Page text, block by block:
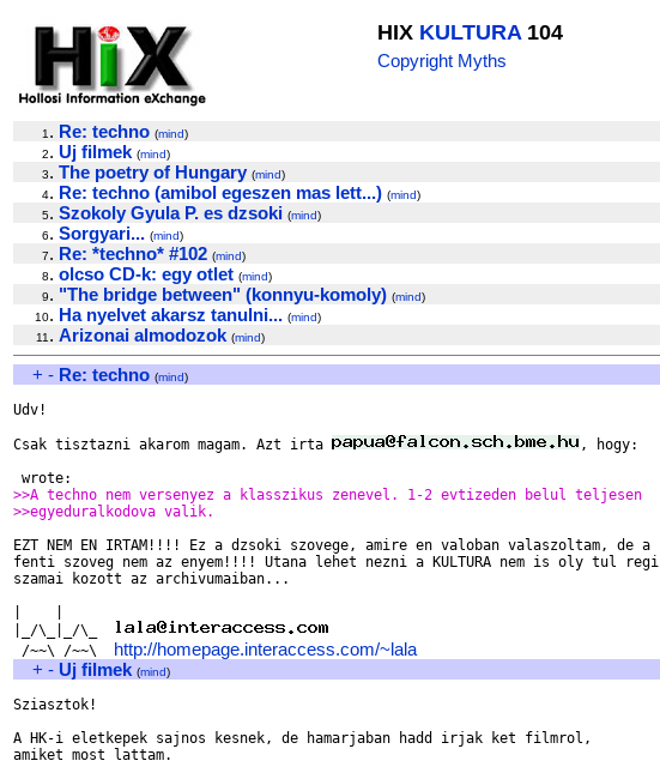
HIX KULTURA104
Copyright Myths
1 . Re: techno (mind)
2. Uj filmek (mind)
3. The poetry of Hungary (mind)
4. Re: techno (amibol egeszen mas lett...) (mind)
5. Szokoly Gyula P. es dzsoki (mind)
6. Sorgyari... (mind)
7. Re: *techno* #102 (mind)
8. olcso CD-k: egy otlet (mind)
9. "The bridge between" (konnyu-komoly) (mind)
10. Ha nyelvet akarsz tanulni... (mind)
11 . Arizonai almodozok (mind)
+ - Re: techno (mind)
Udv!
Csak tisztazni akarom magam. Azt irta
, hogy:
wrote:
>>A techno nem versenyez a klasszikus zenevel. 1-2 evtizeden belul teljesen
>>egyeduralkodova valik.
EZT NEM EN IRTAM!!!! Ez a dzsoki szovege, amire en valoban valaszoltam, de a
fenti szoveg nem az enyem!!!! Utana lehet nezni a KULTURA nem is oly tul regi
szamai kozott az archivumaiban...
|_/\_|_/\_
/~~\ /~~\ http://homepage.interaccess.com/~lala
+ - Uj filmek (mind)
Sziasztok!
A HK-i eletkepek sajnos kesnek, de hamarjaban hadd irjak ket filmrol,
amiket most lattam.